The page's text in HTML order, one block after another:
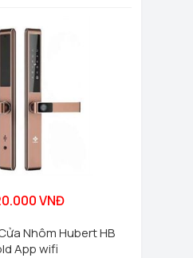
VNĐ
Nhôm Hubert HB
App wifi